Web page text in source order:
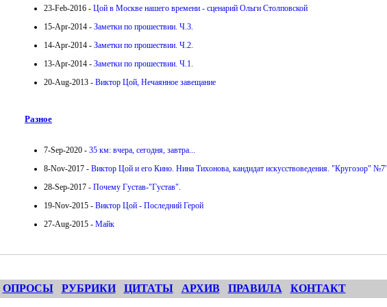
23-Feb-2016 - Цой в Москве нашего времени - сценарий Ольги Столповской
15-Apr-2014 - Заметки по прошествии. Ч.3.
14-Apr-2014 - Заметки по прошествии. Ч.2.
13-Apr-2014 - Заметки по прошествии. Ч.1.
20-Aug-2013 - Виктор Цой, Нечаянное завещание
Разное
7-Sep-2020 - 35 км: вчера, сегодня, завтра...
8-Nov-2017 - Виктор Цой и его Кино. Нина Тихонова, кандидат искусствоведения. "Кругозор" №7'
28-Sep-2017 - Почему Густав-"Густав".
19-Nov-2015 - Виктор Цой - Последний Герой
27-Aug-2015 - Майк
ОПРОСЫ РУБРИКИ ЦИТАТЫ АРХИВ ПРАВИЛА КОНТАКТ